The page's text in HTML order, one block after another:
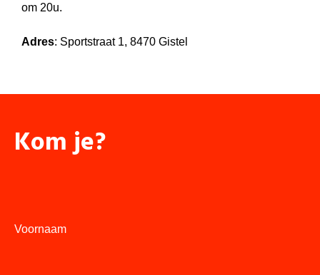
om 20u.
Adres: Sportstraat 1, 8470 Gistel
Kom je?
Voornaam